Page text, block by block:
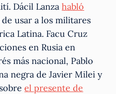
Dácil Lanzahabló
usar a los militares
Latina. Facu Cruz
en Rusia en
más nacional, Pablo
negra de Javier Milei y
el presente de